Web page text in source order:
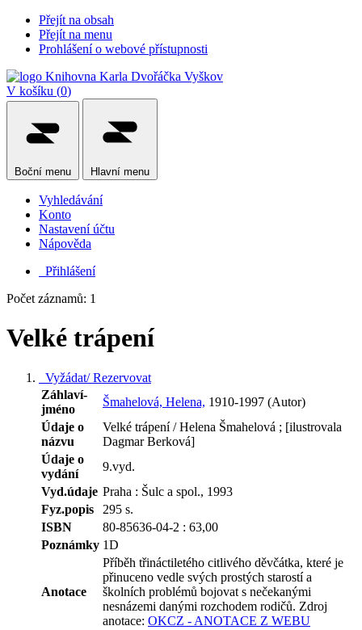
Přejít na obsah
Přejít na menu
Prohlášení o webové přístupnosti
V košíku (0)
Boční menu Hlavní menu
Vyhledávání
Konto
Nastavení účtu
Nápověda
Přihlášení
Počet záznamů: 1
Velké trápení
Vyžádat/ Rezervovat
Záhlaví-
jméno
Šmahelová, Helena, 1910-1997 (Autor)
Údaje o
názvu
Velké trápení / Helena Šmahelová ; [ilustrovala
Dagmar Berková]
Údaje o
vydání
9.vyd.
Vyd.údaje Praha : Šulc a spol., 1993
Fyz.popis
295 s.
ISBN
80-85636-04-2 : 63,00
Poznámky 1D
Anotace
Příběh třináctiletého citlivého děvčátka, které je
přinuceno vedle svých prostých starostí a
školních problémů bojovat s nečekanými
nesnázemi danými rozchodem rodičů. Zdroj
anotace: OKCZ - ANOTACE Z WEBU